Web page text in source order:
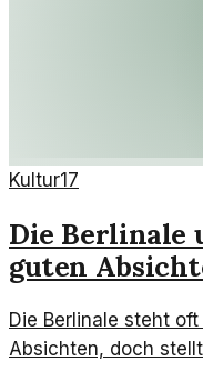
Kultur17
Die Berlinale
guten
Die Berlinale steht
Absichten, doch